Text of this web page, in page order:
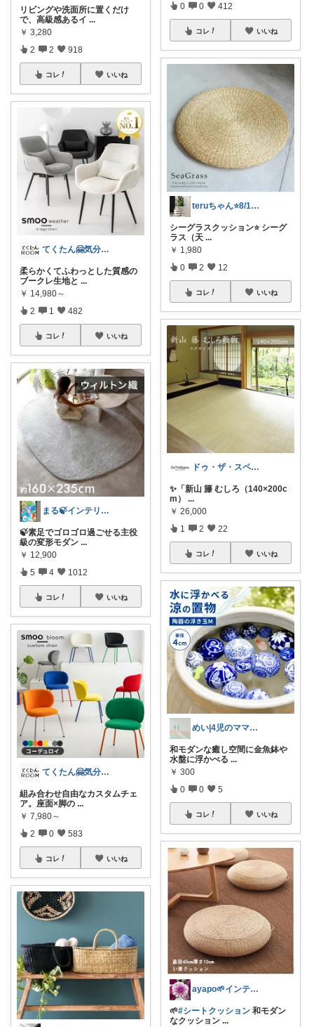
リビングや洗面所に置くだけ
で、高級感あるイ ...
￥ 3,280
2 2 918
コレ いいね
てくたん🤗気分がアガる⤴インテリア雑貨
柔らかくてふわっとした質感の
ブークレ生地と ...
￥ 14,980～
2 1 482
コレ いいね
まる🍃インテリア×くらし
🍃素足でゴロゴロ過ごせる主役
級の変形モダン ...
￥ 12,900
5 4 1012
コレ いいね
てくたん🤗気分がアガる⤴インテリア雑貨
組み合わせ自由なカスタムチェ
ア。座面×脚の ...
￥ 7,980～
2 0 583
コレ いいね
0 0 412
コレ いいね
teruちゃん⭐️8/1楽天トラベル感謝
シーグラスクッション⭐️ シーグ
ラス（天 ...
￥ 1,980
0 2 12
コレ いいね
ドゥ・ザ・スペース DoTheSpace
✨「新山 籐 むしろ（140×200c
m）
...
￥ 26,000
1 2 22
コレ いいね
めい|4児のママおすすめ
和モダンな癒し空間に金魚鉢や
水盤に浮かべる ...
￥ 300
0 0 5
コレ いいね
ayapo🌱インテリア&雑貨
🌱#シートクッション 和モダン
なクッション ...